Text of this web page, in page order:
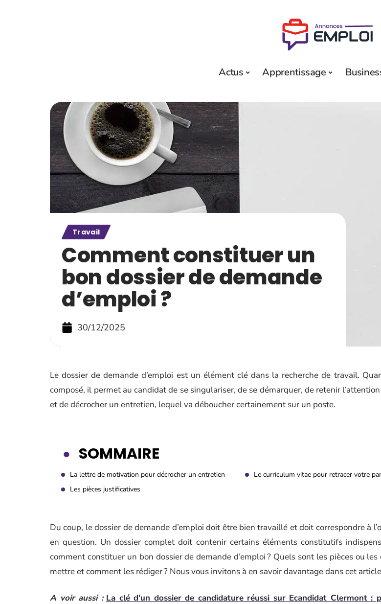
Actus Apprentissage
Travail
Comment constituer un
bon dossier de demande
d’emploi ?
30/12/2025
Le dossier de demande d’emploi est un élément clé dans la recherche de travail.
composé, il permet au candidat de se singulariser, de se démarquer, de retenir
et de décrocher un entretien, lequel va déboucher certainement sur un poste.
SOMMAIRE
La lettre de motivation pour décrocher un entretien
Le curriculum vitae pour retracer votre
Les pièces justificatives
Du coup, le dossier de demande d’emploi doit être bien travaillé et doit correspondre à
en question. Un dossier complet doit contenir certains éléments constitutifs
comment constituer un bon dossier de demande d’emploi ? Quels sont les pièces ou
mettre et comment les rédiger ? Nous vous invitons à en savoir davantage dans cet
A voir aussi : La clé d'un dossier de candidature réussi sur Ecandidat Clermont :